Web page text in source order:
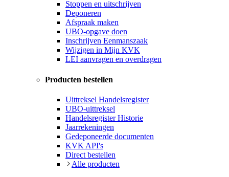
Stoppen en uitschrijven
Deponeren
Afspraak maken
UBO-opgave doen
Inschrijven Eenmanszaak
Wijzigen in Mijn KVK
LEI aanvragen en overdragen
Producten bestellen
Uittreksel Handelsregister
UBO-uittreksel
Handelsregister Historie
Jaarrekeningen
Gedeponeerde documenten
KVK API's
Direct bestellen
Alle producten